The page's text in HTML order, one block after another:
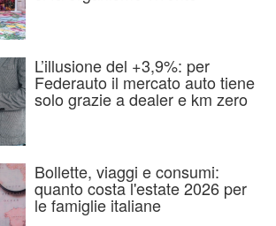
L’illusione del +3,9%: per
Federauto il mercato auto tiene
solo grazie a dealer e km zero
Bollette, viaggi e consumi:
quanto costa l'estate 2026 per
le famiglie italiane